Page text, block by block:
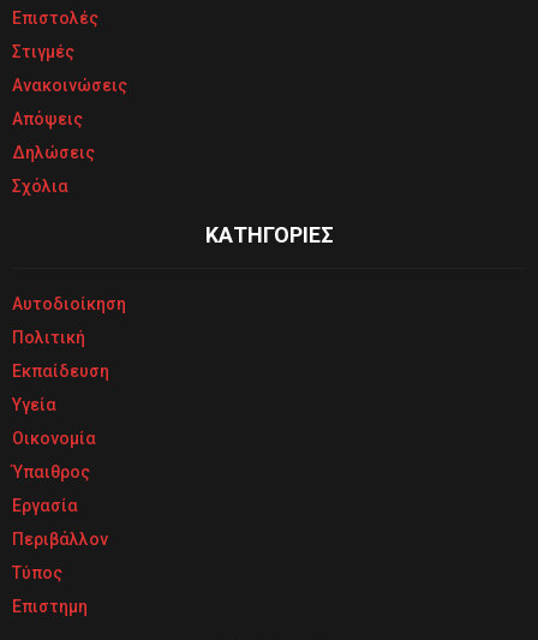
Επιστολές
Στιγμές
Ανακοινώσεις
Απόψεις
Δηλώσεις
Σχόλια
ΚΑΤΗΓΟΡΙΕΣ
Αυτοδιοίκηση
Πολιτική
Εκπαίδευση
Υγεία
Οικονομία
Ύπαιθρος
Εργασία
Περιβάλλον
Τύπος
Επιστημη